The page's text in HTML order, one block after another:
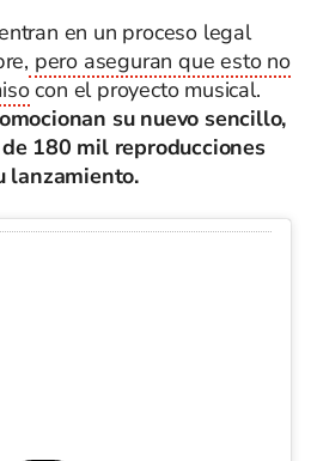
en un proceso legal
pero aseguran que esto no
con el proyecto musical.
su nuevo sencillo,
180 mil reproducciones
lanzamiento.